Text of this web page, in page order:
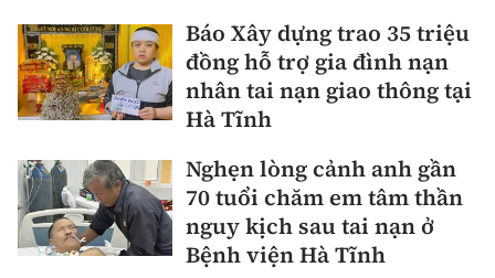
Báo Xây dựng trao 35 triệu
đồng hỗ trợ gia đình nạn
nhân tai nạn giao thông tại
Hà Tĩnh
Nghẹn lòng cảnh anh gần
70 tuổi chăm em tâm thần
nguy kịch sau tai nạn ở
Bệnh viện Hà Tĩnh